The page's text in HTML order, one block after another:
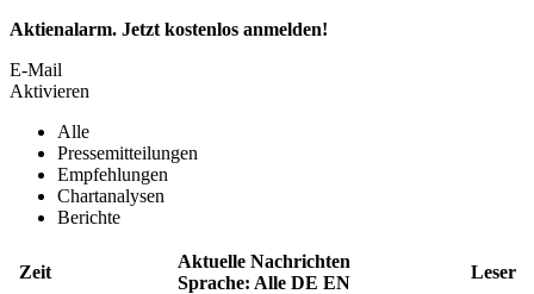
Aktienalarm. Jetzt kostenlos anmelden!
E-Mail
Aktivieren
Alle
Pressemitteilungen
Empfehlungen
Chartanalysen
Berichte
Zeit
Aktuelle Nachrichten
Sprache: Alle DE EN
Leser